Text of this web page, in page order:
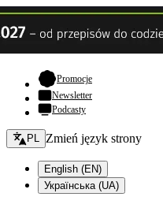
Promocje- otwiera się w
Newsletter
Podcasty
Zmień język - bieżący:
PL Zmień język strony
English (EN)
Українська (UA)